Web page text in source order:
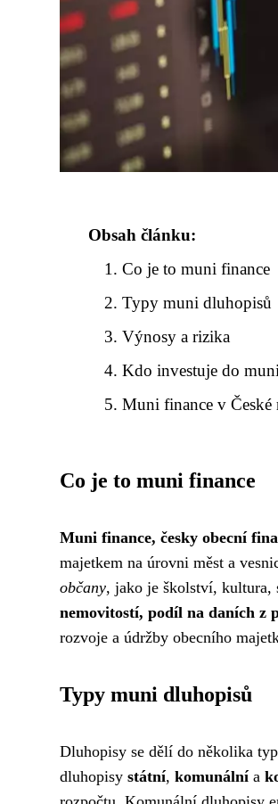
Obsah článku:
Co je to muni finance
Typy muni dluhopisů
Výnosy a rizika
Kdo investuje do
Muni finance v České
Co je to muni finance
Muni finance, česky obecní
majetkem na úrovni měst a
občany, jako je školství, kultura,
nemovitostí, podíl na daních z
rozvoje a údržby obecního
Typy muni dluhopisů
Dluhopisy se dělí do několika
dluhopisy státní, komunálnía